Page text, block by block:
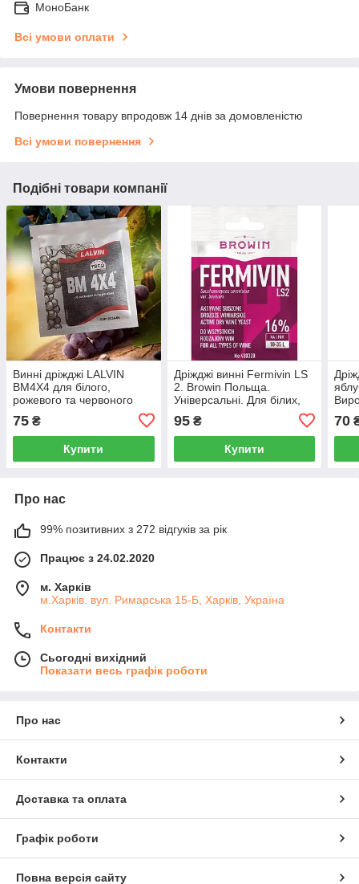
МоноБанк
Всі умови оплати
Умови повернення
Повернення товару впродовж 14 днів за домовленістю
Всі умови повернення
Подібні товари компанії
Винні дріжджі LALVIN
BM4X4 для білого,
рожевого та червоного
75 ₴
Купити
Дріжджі винні Fermivin LS
2. Browin Польща.
Універсальні. Для білих,
ігристих вин.
95₴
Купити
70
Про нас
99% позитивних з 272 відгуків за рік
Працює з 24.02.2020
м. Харків
м.Харків. вул. Римарська 15-Б, Харків, Україна
Контакти
Сьогодні вихідний
Показати весь графік роботи
Про нас
Контакти
Доставка та оплата
Графік роботи
Повна версія сайту